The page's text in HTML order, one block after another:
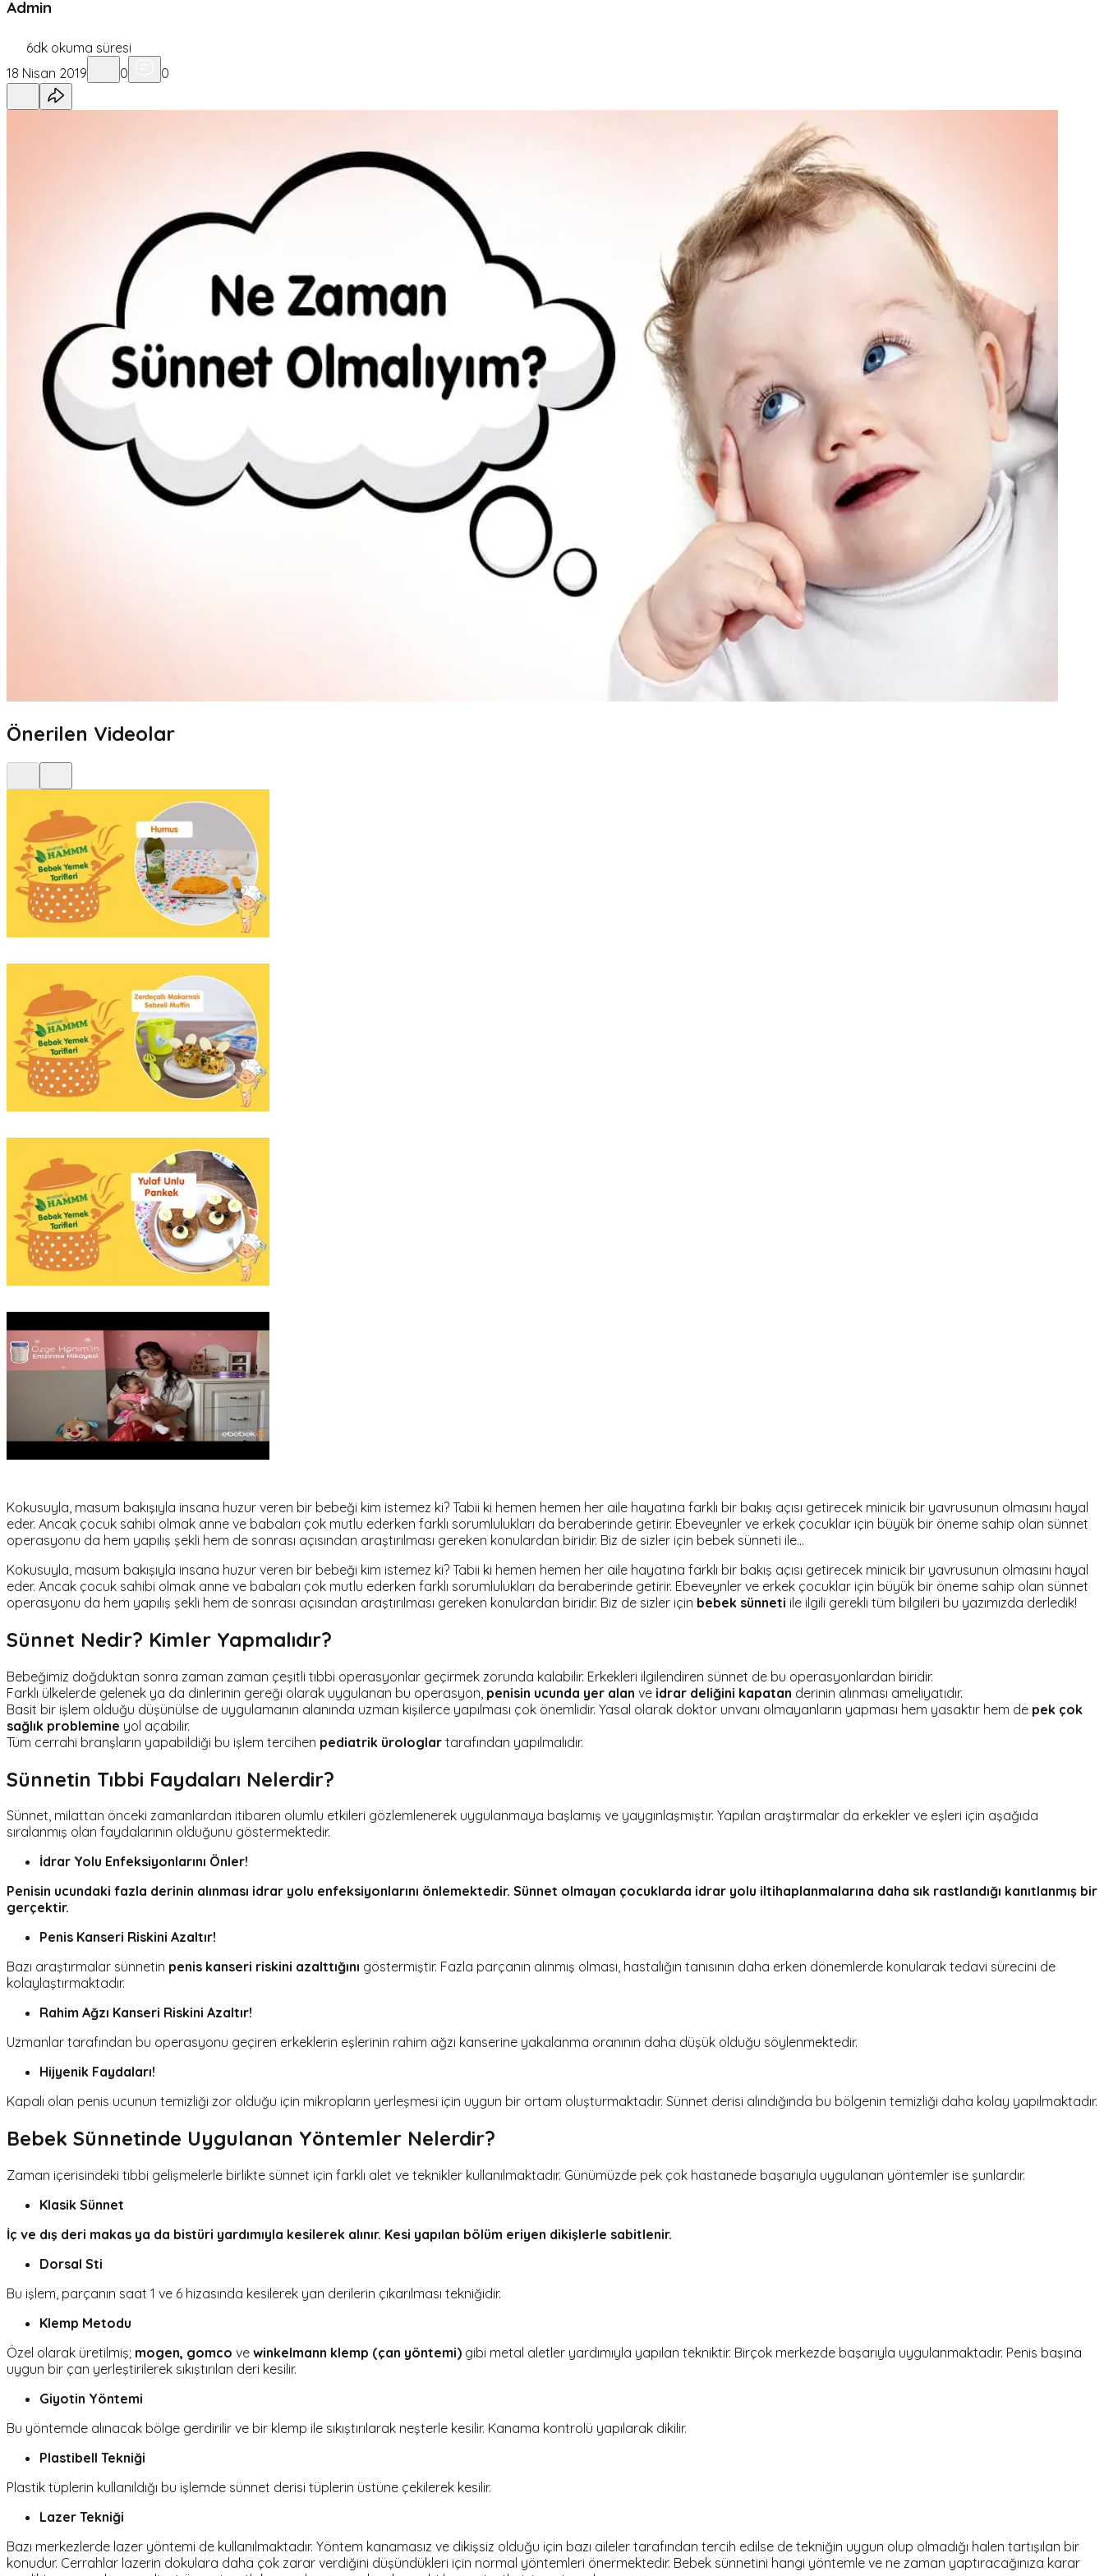
Admin
6dk okuma süresi
18 Nisan 2019
0 0
Önerilen Videolar
Kokusuyla, masum bakışıyla insana huzur veren bir bebeği kim istemez ki? Tabii ki hemen hemen her aile hayatına farklı bir bakış açısı getirecek minicik bir yavrusunun olmasını hayal
eder. Ancak çocuk sahibi olmak anne ve babaları çok mutlu ederken farklı sorumlulukları da beraberinde getirir. Ebeveynler ve erkek çocuklar için büyük bir öneme sahip olan sünnet
operasyonu da hem yapılış şekli hem de sonrası açısından araştırılması gereken konulardan biridir. Biz de sizler için bebek sünneti ile…
Kokusuyla, masum bakışıyla insana huzur veren bir bebeği kim istemez ki? Tabii ki hemen hemen her aile hayatına farklı bir bakış açısı getirecek minicik bir yavrusunun olmasını hayal
eder. Ancak çocuk sahibi olmak anne ve babaları çok mutlu ederken farklı sorumlulukları da beraberinde getirir. Ebeveynler ve erkek çocuklar için büyük bir öneme sahip olan sünnet
operasyonu da hem yapılış şekli hem de sonrası açısından araştırılması gereken konulardan biridir. Biz de sizler için bebek sünneti ile ilgili gerekli tüm bilgileri bu yazımızda derledik!
Sünnet Nedir? Kimler Yapmalıdır?
Bebeğimiz doğduktan sonra zaman zaman çeşitli tıbbi operasyonlar geçirmek zorunda kalabilir. Erkekleri ilgilendiren sünnet de bu operasyonlardan biridir.
Farklı ülkelerde gelenek ya da dinlerinin gereği olarak uygulanan bu operasyon, penisin ucunda yer alan ve idrar deliğini kapatan derinin alınması ameliyatıdır.
Basit bir işlem olduğu düşünülse de uygulamanın alanında uzman kişilerce yapılması çok önemlidir. Yasal olarak doktor unvanı olmayanların yapması hem yasaktır hem de pek çok
sağlık problemine yol açabilir.
Tüm cerrahi branşların yapabildiği bu işlem tercihen pediatrik ürologlar tarafından yapılmalıdır.
Sünnetin Tıbbi Faydaları Nelerdir?
Sünnet, milattan önceki zamanlardan itibaren olumlu etkileri gözlemlenerek uygulanmaya başlamış ve yaygınlaşmıştır. Yapılan araştırmalar da erkekler ve eşleri için aşağıda
sıralanmış olan faydalarının olduğunu göstermektedir.
İdrar Yolu Enfeksiyonlarını Önler!
Penisin ucundaki fazla derinin alınması idrar yolu enfeksiyonlarını önlemektedir. Sünnet olmayan çocuklarda idrar yolu iltihaplanmalarına daha sık rastlandığı kanıtlanmış bir
gerçektir.
Penis Kanseri Riskini Azaltır!
Bazı araştırmalar sünnetin penis kanseri riskini azalttığını göstermiştir. Fazla parçanın alınmış olması, hastalığın tanısının daha erken dönemlerde konularak tedavi sürecini de
kolaylaştırmaktadır.
Rahim Ağzı Kanseri Riskini Azaltır!
Uzmanlar tarafından bu operasyonu geçiren erkeklerin eşlerinin rahim ağzı kanserine yakalanma oranının daha düşük olduğu söylenmektedir.
Hijyenik Faydaları!
Kapalı olan penis ucunun temizliği zor olduğu için mikropların yerleşmesi için uygun bir ortam oluşturmaktadır. Sünnet derisi alındığında bu bölgenin temizliği daha kolay yapılmaktadır.
Bebek Sünnetinde Uygulanan Yöntemler Nelerdir?
Zaman içerisindeki tıbbi gelişmelerle birlikte sünnet için farklı alet ve teknikler kullanılmaktadır. Günümüzde pek çok hastanede başarıyla uygulanan yöntemler ise şunlardır.
Klasik Sünnet
İç ve dış deri makas ya da bistüri yardımıyla kesilerek alınır. Kesi yapılan bölüm eriyen dikişlerle sabitlenir.
Dorsal Sti
Bu işlem, parçanın saat 1 ve 6 hizasında kesilerek yan derilerin çıkarılması tekniğidir.
Klemp Metodu
Özel olarak üretilmiş; mogen, gomco ve winkelmann klemp (çan yöntemi) gibi metal aletler yardımıyla yapılan tekniktir. Birçok merkezde başarıyla uygulanmaktadır. Penis başına
uygun bir çan yerleştirilerek sıkıştırılan deri kesilir.
Giyotin Yöntemi
Bu yöntemde alınacak bölge gerdirilir ve bir klemp ile sıkıştırılarak neşterle kesilir. Kanama kontrolü yapılarak dikilir.
Plastibell Tekniği
Plastik tüplerin kullanıldığı bu işlemde sünnet derisi tüplerin üstüne çekilerek kesilir.
Lazer Tekniği
Bazı merkezlerde lazer yöntemi de kullanılmaktadır. Yöntem kanamasız ve dikişsiz olduğu için bazı aileler tarafından tercih edilse de tekniğin uygun olup olmadığı halen tartışılan bir
konudur. Cerrahlar lazerin dokulara daha çok zarar verdiğini düşündükleri için normal yöntemleri önermektedir. Bebek sünnetini hangi yöntemle ve ne zaman yaptıracağınıza karar